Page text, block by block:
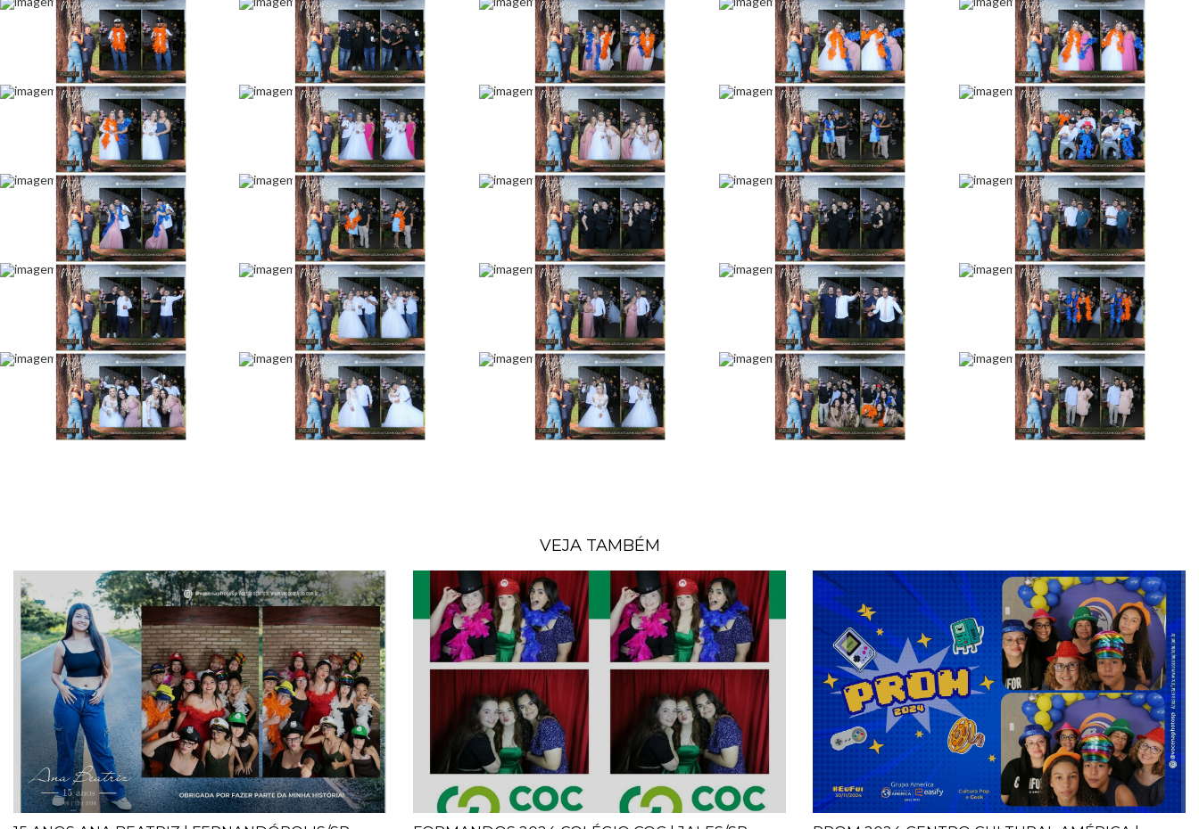
VEJA TAMBÉM